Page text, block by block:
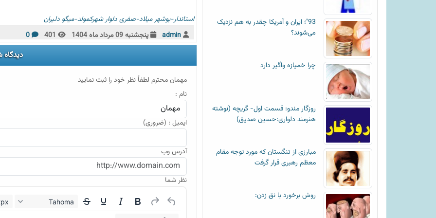
استاندار-بوشهرمیلاد-صفریدلوارشهرکمولد-میگودلیران
admin
پنجشنبه 09 مرداد ماه 1404 0
دیدگاه
مهمان محترم لطفاً نظر خود را ثبت نمایید
نام :
ایمیل : (ضروری)
آدرس وب
نظر شما
Tahoma
12px
93"؛ ایران و آمریکا چقدر به هم نزدیک
می‌شوند؟
چرا خمیازه واگیر دارد
روزگار مندو: قسمت اول- گریچه (نوشته
هنرمند دلواری:حسین صدیق)
مبارزی از تنگستان که مورد توجه مقام
معظم رهبری قرار گرفت
روش برخورد با نق زدن: